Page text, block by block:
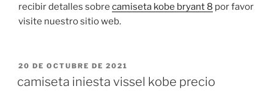
recibir detalles sobre camiseta kobe bryant 8 por favor
visite nuestro sitio web.
PUBLICADO
20 DE OCTUBRE DE 2021
camiseta iniesta vissel kobe precio